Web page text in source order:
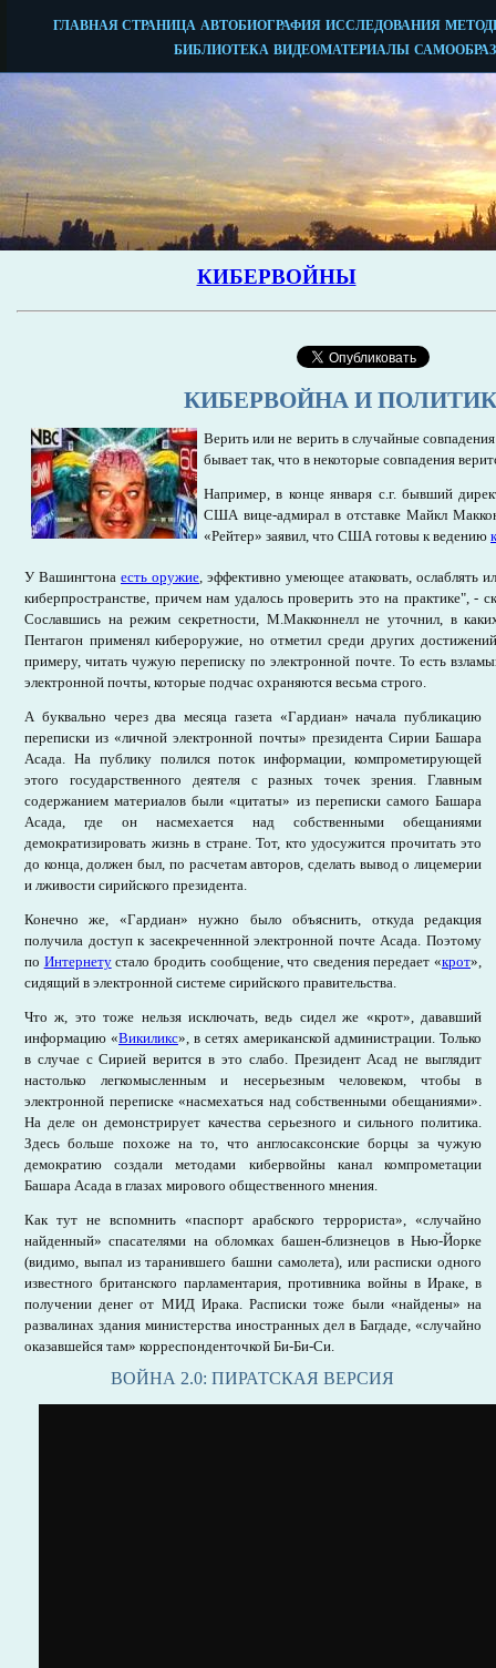
КИБЕРВОЙНА И
Верить или не верить в случайные
бывает так, что в некоторые совпадения
Например, в конце января с.г. бывший
США вице-адмирал в отставке Майкл
«Рейтер» заявил, что США готовы к ведению
У Вашингтона есть оружие, эффективно умеющее атаковать, ослаблять
киберпространстве, причем нам удалось проверить это на практике", -
Сославшись на режим секретности, М.Макконнелл не уточнил, в
Пентагон применял кибероружие, но отметил среди других
примеру, читать чужую переписку по электронной почте. То есть
электронной почты, которые подчас охраняются весьма строго.
А буквально через два месяца газета «Гардиан» начала публикацию
переписки из «личной электронной почты» президента Сирии Башара
Асада. На публику полился поток информации, компрометирующей
этого государственного деятеля с разных точек зрения. Главным
содержанием материалов были «цитаты» из переписки самого Башара
Асада, где он насмехается над собственными обещаниями
демократизировать жизнь в стране. Тот, кто удосужится прочитать это
до конца, должен был, по расчетам авторов, сделать вывод о лицемерии
и лживости сирийского президента.
Конечно же, «Гардиан» нужно было объяснить, откуда редакция
получила доступ к засекреченнной электронной почте Асада. Поэтому
по Интернетустало бродить сообщение, что сведения передает «крот»,
сидящий в электронной системе сирийского правительства.
Что ж, это тоже нельзя исключать, ведь сидел же «крот», дававший
информацию «Викиликс», в сетях американской администрации. Только
в случае с Сирией верится в это слабо. Президент Асад не выглядит
настолько легкомысленным и несерьезным человеком, чтобы в
электронной переписке «насмехаться над собственными обещаниями».
На деле он демонстрирует качества серьезного и сильного политика.
Здесь больше похоже на то, что англосаксонские борцы за чужую
демократию создали методами кибервойны канал компрометации
Башара Асада в глазах мирового общественного мнения.
Как тут не вспомнить «паспорт арабского террориста», «случайно
найденный» спасателями на обломках башен-близнецов в Нью-Йорке
(видимо, выпал из таранившего башни самолета), или расписки одного
известного британского парламентария, противника войны в Ираке, в
получении денег от МИД Ирака. Расписки тоже были «найдены» на
развалинах здания министерства иностранных дел в Багдаде, «случайно
оказавшейся там» корреспонденточкой Би-Би-Си.
ВОЙНА 2.0: ПИРАТСКАЯ ВЕРСИЯ